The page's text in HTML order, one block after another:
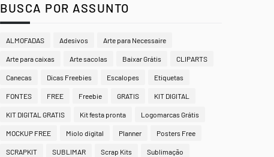
BUSCA POR ASSUNTO
ALMOFADAS Adesivos Arte para Necessaire
Arte para caixas Arte sacolas Baixar Grátis CLIPARTS
Canecas Dicas Freebies Escalopes Etiquetas
FONTES FREE Freebie GRATIS KIT DIGITAL
KIT DIGITAL GRATIS Kit festa pronta Logomarcas Grátis
MOCKUP FREE Miolo digital Planner Posters Free
SCRAPKIT SUBLIMAR Scrap Kits Sublimação